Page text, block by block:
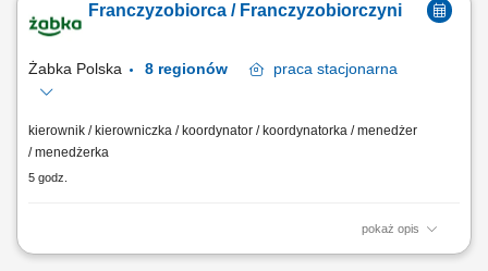
Franczyzobiorca / Franczyzobiorczyni
Żabka Polska praca stacjonarna
kierownik / kierowniczka / koordynator / koordynatorka / menedżer
/ menedżerka
5 godz.
pokaż opis
Główne zadania: Prowadzenie własnej działalności gospodarczej w